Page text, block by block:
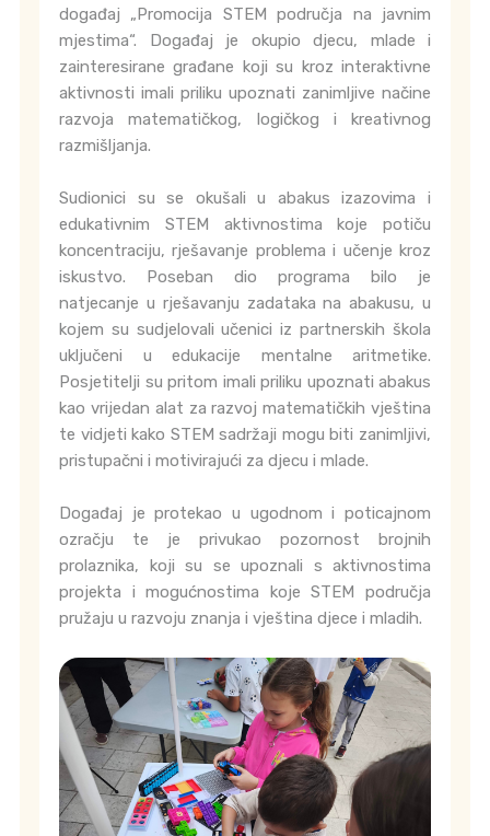
događaj „Promocija STEM područja na javnim
mjestima“. Događaj je okupio djecu, mlade i
zainteresirane građane koji su kroz interaktivne
aktivnosti imali priliku upoznati zanimljive načine
razvoja matematičkog, logičkog i kreativnog
razmišljanja.
Sudionici su se okušali u abakus izazovima i
edukativnim STEM aktivnostima koje potiču
koncentraciju, rješavanje problema i učenje kroz
iskustvo. Poseban dio programa bilo je
natjecanje u rješavanju zadataka na abakusu, u
kojem su sudjelovali učenici iz partnerskih škola
uključeni u edukacije mentalne aritmetike.
Posjetitelji su pritom imali priliku upoznati abakus
kao vrijedan alat za razvoj matematičkih vještina
te vidjeti kako STEM sadržaji mogu biti zanimljivi,
pristupačni i motivirajući za djecu i mlade.
Događaj je protekao u ugodnom i poticajnom
ozračju te je privukao pozornost brojnih
prolaznika, koji su se upoznali s aktivnostima
projekta i mogućnostima koje STEM područja
pružaju u razvoju znanja i vještina djece i mladih.